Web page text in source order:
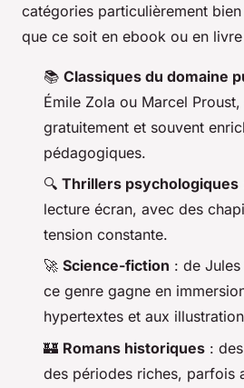
catégories particulièrement bien
que ce soit en ebook ou en
📚 Classiques du domaine
Émile Zola ou Marcel
gratuitement et souvent
pédagogiques.
🔍 Thrillers psychologiques
lecture écran, avec des
tension constante.
🚀 Science-fiction : de
ce genre gagne en
hypertextes et aux
🏰 Romans historiques :
des périodes riches, parfois